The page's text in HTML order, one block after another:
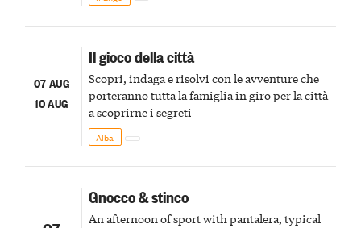
07 AUG
10 AUG
Il gioco della città
Scopri, indaga e risolvi con le avventure che
porteranno tutta la famiglia in giro per la città
a scoprirne i segreti
Alba
Gnocco & stinco
An afternoon of sport with pantalera, typical